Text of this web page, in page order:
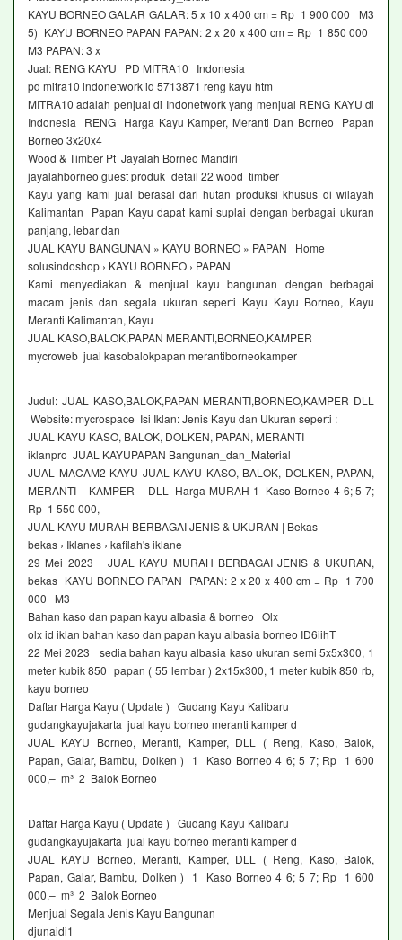
KAYU BORNEO GALAR GALAR: 5 x 10 x 400 cm = Rp 1 900 000 M3
5) KAYU BORNEO PAPAN PAPAN: 2 x 20 x 400 cm = Rp 1 850 000
M3 PAPAN: 3 x
Jual: RENG KAYU PD MITRA10 Indonesia
pd mitra10 indonetwork id 5713871 reng kayu htm
MITRA10 adalah penjual di Indonetwork yang menjual RENG KAYU di
Indonesia RENG Harga Kayu Kamper, Meranti Dan Borneo Papan
Borneo 3x20x4
Wood & Timber Pt Jayalah Borneo Mandiri
jayalahborneo guest produk_detail 22 wood timber
Kayu yang kami jual berasal dari hutan produksi khusus di wilayah
Kalimantan Papan Kayu dapat kami suplai dengan berbagai ukuran
panjang, lebar dan
JUAL KAYU BANGUNAN » KAYU BORNEO » PAPAN Home
solusindoshop › KAYU BORNEO › PAPAN
Kami menyediakan & menjual kayu bangunan dengan berbagai
macam jenis dan segala ukuran seperti Kayu Kayu Borneo, Kayu
Meranti Kalimantan, Kayu
JUAL KASO,BALOK,PAPAN MERANTI,BORNEO,KAMPER
mycroweb jual kasobalokpapan merantiborneokamper
Judul: JUAL KASO,BALOK,PAPAN MERANTI,BORNEO,KAMPER DLL
Website: mycrospace Isi Iklan: Jenis Kayu dan Ukuran seperti :
JUAL KAYU KASO, BALOK, DOLKEN, PAPAN, MERANTI
iklanpro JUAL KAYUPAPAN Bangunan_dan_Material
JUAL MACAM2 KAYU JUAL KAYU KASO, BALOK, DOLKEN, PAPAN,
MERANTI – KAMPER – DLL Harga MURAH 1 Kaso Borneo 4 6; 5 7;
Rp 1 550 000,–
JUAL KAYU MURAH BERBAGAI JENIS & UKURAN | Bekas
bekas › Iklanes › kafilah's iklane
29 Mei 2023 JUAL KAYU MURAH BERBAGAI JENIS & UKURAN,
bekas KAYU BORNEO PAPAN PAPAN: 2 x 20 x 400 cm = Rp 1 700
000 M3
Bahan kaso dan papan kayu albasia & borneo Olx
olx id iklan bahan kaso dan papan kayu albasia borneo ID6iihT
22 Mei 2023 sedia bahan kayu albasia kaso ukuran semi 5x5x300, 1
meter kubik 850 papan ( 55 lembar ) 2x15x300, 1 meter kubik 850 rb,
kayu borneo
Daftar Harga Kayu ( Update ) Gudang Kayu Kalibaru
gudangkayujakarta jual kayu borneo meranti kamper d
JUAL KAYU Borneo, Meranti, Kamper, DLL ( Reng, Kaso, Balok,
Papan, Galar, Bambu, Dolken ) 1 Kaso Borneo 4 6; 5 7; Rp 1 600
000,– m³ 2 Balok Borneo
Daftar Harga Kayu ( Update ) Gudang Kayu Kalibaru
gudangkayujakarta jual kayu borneo meranti kamper d
JUAL KAYU Borneo, Meranti, Kamper, DLL ( Reng, Kaso, Balok,
Papan, Galar, Bambu, Dolken ) 1 Kaso Borneo 4 6; 5 7; Rp 1 600
000,– m³ 2 Balok Borneo
Menjual Segala Jenis Kayu Bangunan
djunaidi1